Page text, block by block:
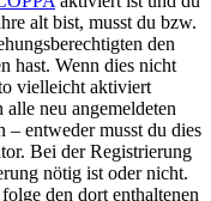
alt bist, musst du bzw.
den
hast. Wenn dies nicht
vielleicht aktiviert
neu angemeldeten
– entweder musst du dies
Bei der Registrierung
nötig ist oder nicht.
den dort enthaltenen